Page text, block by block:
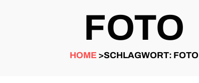
FOTO
HOME >SCHLAGWORT: FOTO